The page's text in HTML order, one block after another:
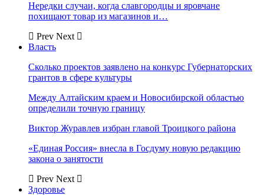
Нередки случаи, когда славгородцы и яровчане
похищают товар из магазинов и…
Prev Next
Власть
Сколько проектов заявлено на конкурс Губернаторских
грантов в сфере культуры
Между Алтайским краем и Новосибирской областью
определили точную границу
Виктор Журавлев избран главой Троицкого района
«Единая Россия» внесла в Госдуму новую редакцию
закона о занятости
Prev Next
Здоровье